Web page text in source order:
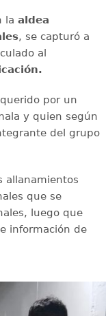
la aldea
, se capturó a
al
por un
y quien según
del grupo
allanamientos
que se
luego que
información de